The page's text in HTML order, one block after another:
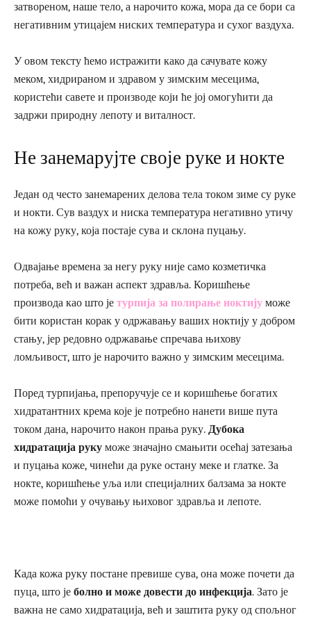
затвореном, наше тело, а нарочито кожа, мора да се бори са
негативним утицајем ниских температура и сухог ваздуха.
У овом тексту ћемо истражити како да сачувате кожу
меком, хидрираном и здравом у зимским месецима,
користећи савете и производе који ће јој омогућити да
задржи природну лепоту и виталност.
Не занемарујте своје руке и нокте
Један од често занемарених делова тела током зиме су руке
и нокти. Сув ваздух и ниска температура негативно утичу
на кожу руку, која постаје сува и склона пуцању.
Одвајање времена за негу руку није само козметичка
потреба, већ и важан аспект здравља. Коришћење
производа као што је турпија за полирање ноктију може
бити користан корак у одржавању ваших ноктију у добром
стању, јер редовно одржавање спречава њихову
ломљивост, што је нарочито важно у зимским месецима.
Поред турпијања, препоручује се и коришћење богатих
хидратантних крема које је потребно нанети више пута
током дана, нарочито након прања руку. Дубока
хидратација руку може значајно смањити осећај затезања
и пуцања коже, чинећи да руке остану меке и глатке. За
нокте, коришћење уља или специјалних балзама за нокте
може помоћи у очувању њиховог здравља и лепоте.
Када кожа руку постане превише сува, она може почети да
пуца, што је болно и може довести до инфекција. Зато је
важна не само хидратација, већ и заштита руку од спољног